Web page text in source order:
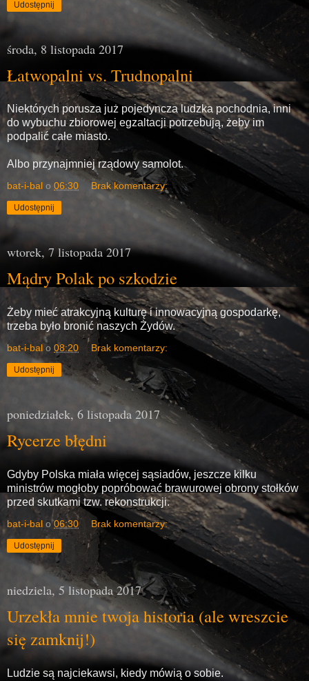
Udostępnij
środa, 8 listopada 2017
Łatwopalni vs. Trudnopalni
Niektórych porusza już pojedyncza ludzka pochodnia, inni
do wybuchu zbiorowej egzaltacji potrzebują, żeby im
podpalić całe miasto.
Albo przynajmniej rządowy samolot.
bat-i-bal o 06:30 Brak komentarzy:
Udostępnij
wtorek, 7 listopada 2017
Mądry Polak po szkodzie
Żeby mieć atrakcyjną kulturę i innowacyjną gospodarkę,
trzeba było bronić naszych Żydów.
bat-i-bal o 08:20 Brak komentarzy:
Udostępnij
poniedziałek, 6 listopada 2017
Rycerze błędni
Gdyby Polska miała więcej sąsiadów, jeszcze kilku
ministrów mogłoby popróbować brawurowej obrony stołków
przed skutkami tzw. rekonstrukcji.
bat-i-bal o06:30 Brak komentarzy:
Udostępnij
niedziela, 5 listopada 2017
Urzekła mnie twoja historia (ale wreszcie
się zamknij!)
Ludzie są najciekawsi, kiedy mówią o sobie.